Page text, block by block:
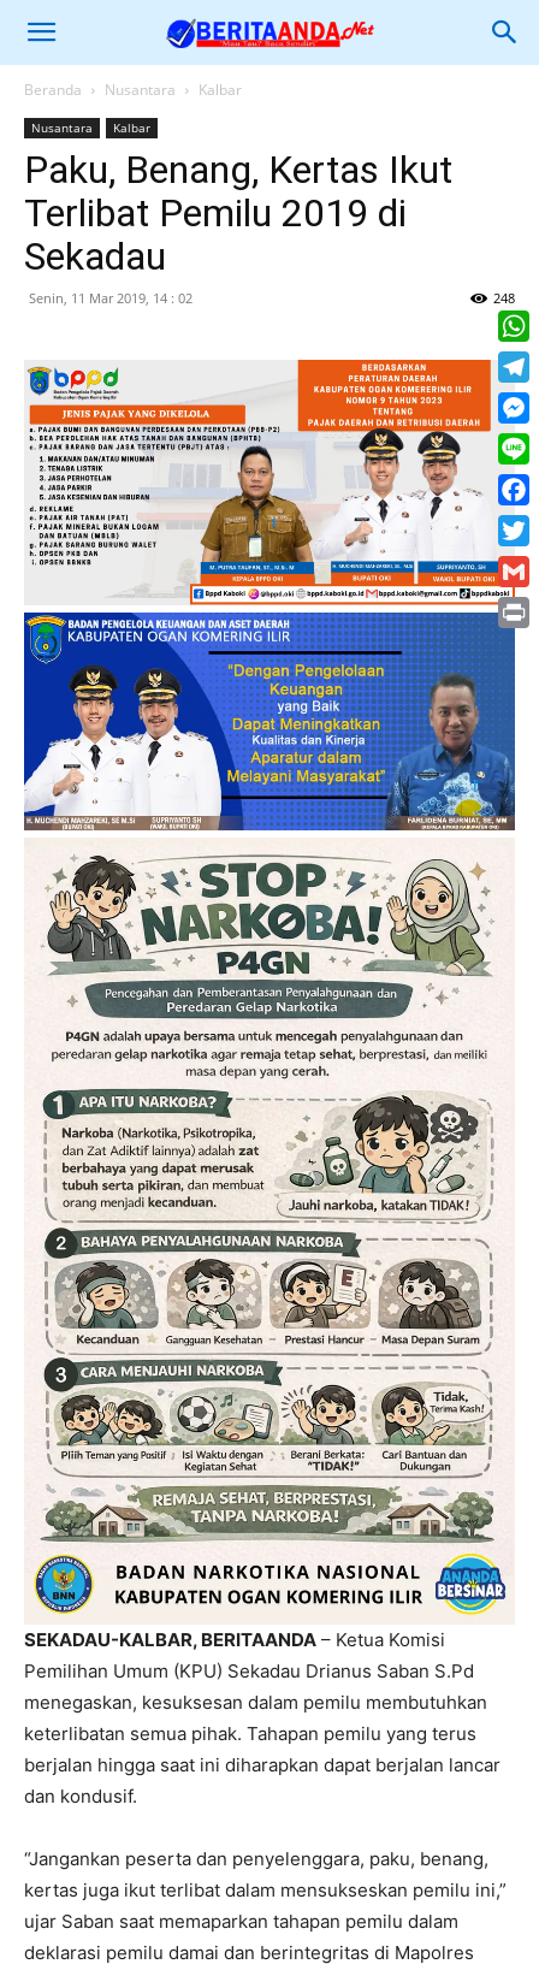
Beranda Nusantara Kalbar
Nusantara Kalbar
Paku, Benang, Kertas Ikut
Terlibat Pemilu 2019 di
Sekadau
Senin, 11 Mar 2019, 14 : 02 248
SEKADAU-KALBAR, BERITAANDA – Ketua Komisi
Pemilihan Umum (KPU) Sekadau Drianus Saban S.Pd
menegaskan, kesuksesan dalam pemilu membutuhkan
keterlibatan semua pihak. Tahapan pemilu yang terus
berjalan hingga saat ini diharapkan dapat berjalan lancar
dan kondusif.
“Jangankan peserta dan penyelenggara, paku, benang,
kertas juga ikut terlibat dalam mensukseskan pemilu ini,”
ujar Saban saat memaparkan tahapan pemilu dalam
deklarasi pemilu damai dan berintegritas di Mapolres
Line
Print